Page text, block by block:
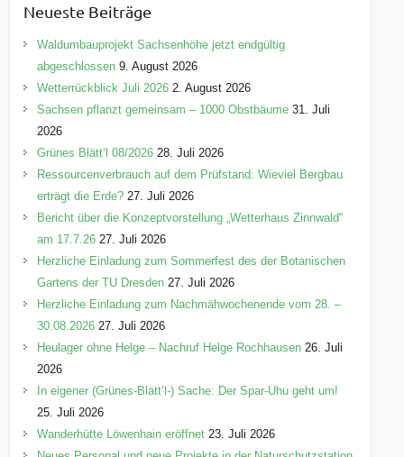
g
o
i
e
Neueste Beiträge
Waldumbauprojekt Sachsenhöhe jetzt endgültig
abgeschlossen 9. August 2026
Wetterrückblick Juli 2026 2. August 2026
Sachsen pflanzt gemeinsam – 1000 Obstbäume 31. Juli
2026
Grünes Blätt’l 08/2026 28. Juli 2026
Ressourcenverbrauch auf dem Prüfstand: Wieviel Bergbau
erträgt die Erde? 27. Juli 2026
Bericht über die Konzeptvorstellung „Wetterhaus Zinnwald“
am 17.7.26 27. Juli 2026
Herzliche Einladung zum Sommerfest des der Botanischen
Gartens der TU Dresden 27. Juli 2026
Herzliche Einladung zum Nachmähwochenende vom 28. –
30.08.2026 27. Juli 2026
Heulager ohne Helge – Nachruf Helge Rochhausen 26. Juli
2026
In eigener (Grünes-Blätt’l-) Sache: Der Spar-Uhu geht um!
25. Juli 2026
Wanderhütte Löwenhain eröffnet 23. Juli 2026